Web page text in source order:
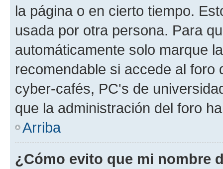
la página o en cierto tiempo.
usada por otra persona. Para
automáticamente solo marque
recomendable si accede al foro
cyber-cafés, PC's de
que la administración del foro
Arriba
¿Cómo evito que mi nombre